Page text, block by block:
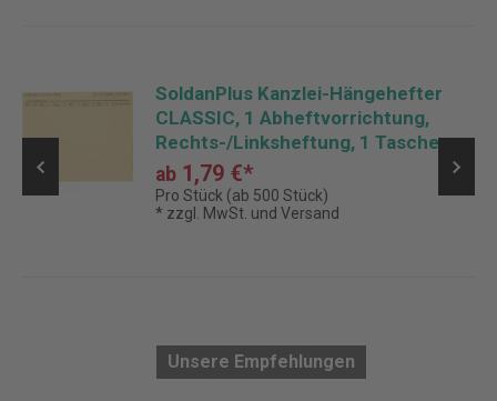
SoldanPlus Kanzlei-Hängehefter
CLASSIC, 1 Abheftvorrichtung,
Rechts-/Linksheftung, 1 Tasche
ab 1,79 €*
Pro Stück (ab 500 Stück)
* zzgl. MwSt. und Versand
Unsere Empfehlungen